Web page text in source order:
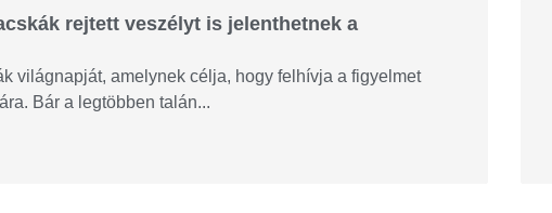
rejtett veszélyt is jelenthetnek a
világnapját, amelynek célja, hogy felhívja a figyelmet
Bár a legtöbben talán...